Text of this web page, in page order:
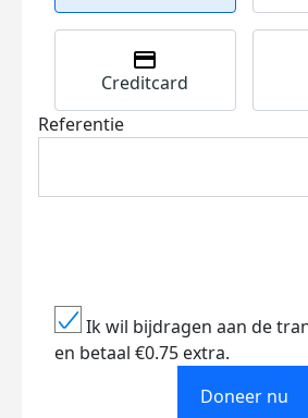
Creditcard
Referentie
Ik wil bijdragen aan de
en betaal €0.75 extra.
Doneer nu